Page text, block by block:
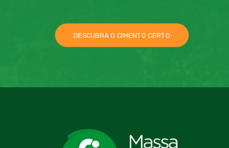
DESCUBRA O CIMENTO CERTO